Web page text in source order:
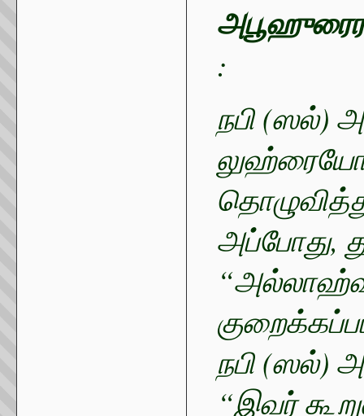
:
நபி (ஸல்)
அப்போது,
நபி (ஸல்)
“இவர்